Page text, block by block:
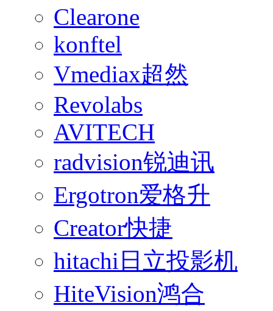
Clearone
konftel
Vmediax超然
Revolabs
AVITECH
radvision锐迪讯
Ergotron爱格升
Creator快捷
hitachi日立投影机
HiteVision鸿合